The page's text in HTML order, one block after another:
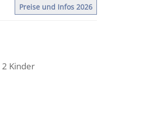
Preise und Infos 2026
Kinder